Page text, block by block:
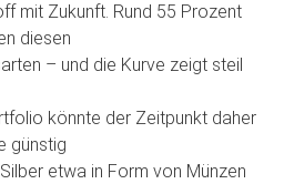
mit Zukunft. Rund 55 Prozent
diesen
– und die Kurve zeigt steil
könnte der Zeitpunkt daher
günstig
etwa in Form von Münzen